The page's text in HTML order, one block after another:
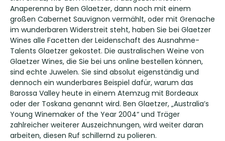
Anaperenna by Ben Glaetzer, dann noch mit einem
großen Cabernet Sauvignon vermählt, oder mit Grenache
im wunderbaren Widerstreit steht, haben Sie bei Glaetzer
Wines alle Facetten der Leidenschaft des Ausnahme-
Talents Glaetzer gekostet. Die australischen Weine von
Glaetzer Wines, die Sie bei uns online bestellen können,
sind echte Juwelen. Sie sind absolut eigenständig und
dennoch ein wunderbares Beispiel dafür, warum das
Barossa Valley heute in einem Atemzug mit Bordeaux
oder der Toskana genannt wird. Ben Glaetzer, „Australia’s
Young Winemaker of the Year 2004“ und Träger
zahlreicher weiterer Auszeichnungen, wird weiter daran
arbeiten, diesen Ruf schillernd zu polieren.